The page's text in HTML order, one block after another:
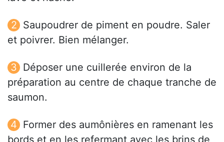
Saupoudrer de piment en poudre. Saler
et poivrer. Bien mélanger.
Déposer une cuillerée environ de la
préparation au centre de chaque tranche de
saumon.
Former des aumônières en ramenant les